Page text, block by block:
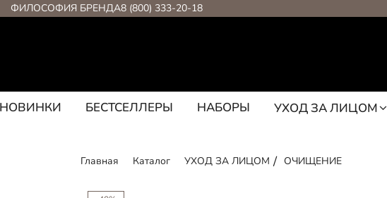
ФИЛОСОФИЯ БРЕНДА8 (800) 333-20-18
БЕСТСЕЛЛЕРЫ НАБОРЫ УХОД ЗА ЛИЦОМ
Главная Каталог УХОД ЗА ЛИЦОМ ОЧИЩЕНИЕ